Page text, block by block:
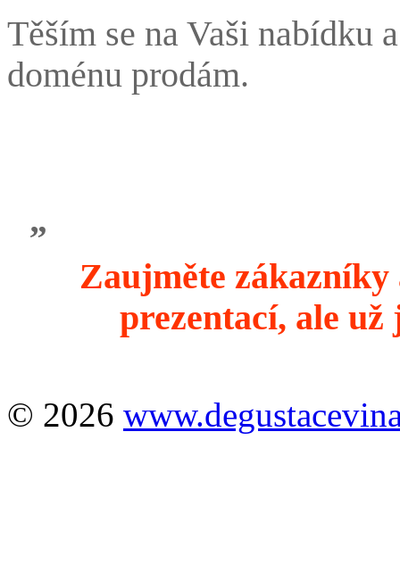
Těším se na Vaši nabídku
doménu prodám.
„
Zaujměte zákazníky
prezentací, ale už
© 2026